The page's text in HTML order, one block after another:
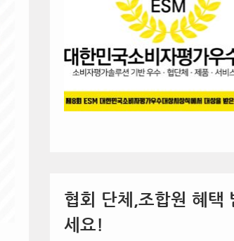
협회 단체,조합원 혜택
세요!